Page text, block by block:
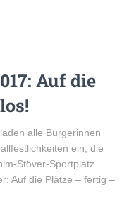
Auf die
alle Bürgerinnen
ein, die
Stöver-Sportplatz
Auf die Plätze – fertig –